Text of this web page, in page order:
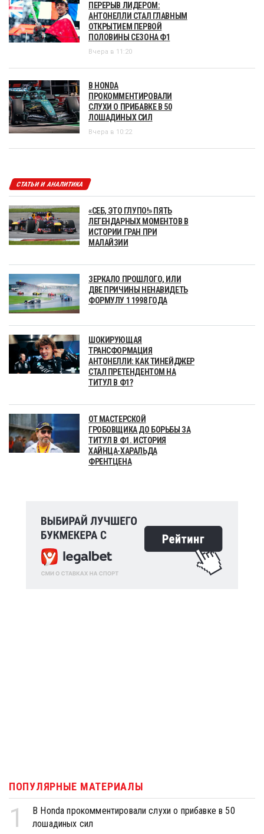
ПЕРЕРЫВ ЛИДЕРОМ:
АНТОНЕЛЛИ СТАЛ ГЛАВНЫМ
ОТКРЫТИЕМ ПЕРВОЙ
ПОЛОВИНЫ СЕЗОНА Ф1
Вчера в 11:20
В HONDA
ПРОКОММЕНТИРОВАЛИ
СЛУХИ О ПРИБАВКЕ В 50
ЛОШАДИНЫХ СИЛ
Вчера в 10:22
СТАТЬИ И АНАЛИТИКА
«СЕБ, ЭТО ГЛУПО!» ПЯТЬ
ЛЕГЕНДАРНЫХ МОМЕНТОВ В
ИСТОРИИ ГРАН ПРИ
МАЛАЙЗИИ
ЗЕРКАЛО ПРОШЛОГО, ИЛИ
ДВЕ ПРИЧИНЫ НЕНАВИДЕТЬ
ФОРМУЛУ 1 1998 ГОДА
ШОКИРУЮЩАЯ
ТРАНСФОРМАЦИЯ
АНТОНЕЛЛИ: КАК ТИНЕЙДЖЕР
СТАЛ ПРЕТЕНДЕНТОМ НА
ТИТУЛ В Ф1?
ОТ МАСТЕРСКОЙ
ГРОБОВЩИКА ДО БОРЬБЫ ЗА
ТИТУЛ В Ф1. ИСТОРИЯ
ХАЙНЦА-ХАРАЛЬДА
ФРЕНТЦЕНА
ПОПУЛЯРНЫЕ МАТЕРИАЛЫ
1
В Honda прокомментировали слухи о прибавке в 50
лошадиных сил